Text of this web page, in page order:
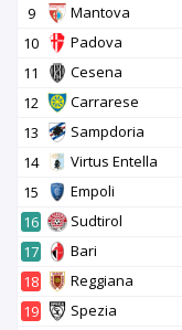
9
Mantova
10
Padova
11
Cesena
12
Carrarese
13
Sampdoria
14
Virtus Entella
15
Empoli
16
Sudtirol
17
Bari
18
Reggiana
19
Spezia